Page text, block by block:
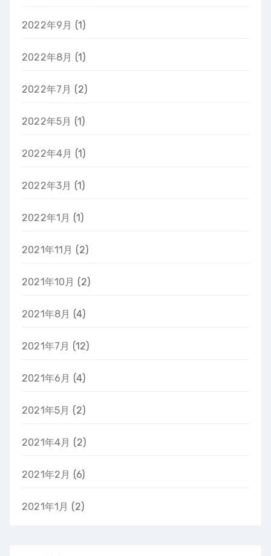
2022年9月 (1)
2022年8月 (1)
2022年7月 (2)
2022年5月 (1)
2022年4月 (1)
2022年3月 (1)
2022年1月 (1)
2021年11月 (2)
2021年10月 (2)
2021年8月 (4)
2021年7月 (12)
2021年6月 (4)
2021年5月 (2)
2021年4月 (2)
2021年2月 (6)
2021年1月 (2)